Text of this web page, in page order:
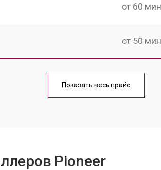
от 60 мин
от 50 мин
от 70 мин
Показать весь прайс
Pioneer